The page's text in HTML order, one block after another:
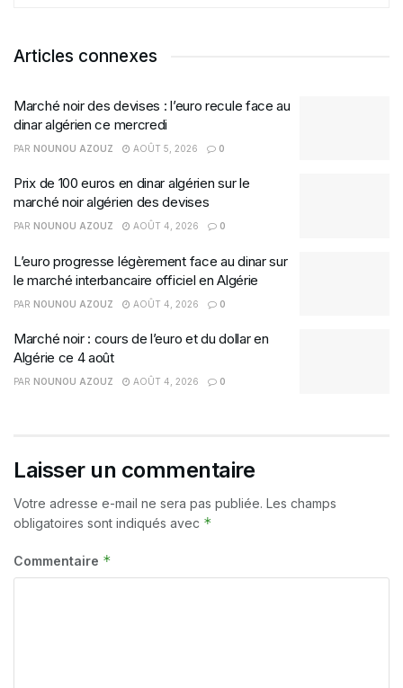
Articles connexes
Marché noir des devises : l’euro recule face au
dinar algérien ce mercredi
PAR NOUNOU AZOUZ AOÛT 5, 2026 0
Prix de 100 euros en dinar algérien sur le
marché noir algérien des devises
PAR NOUNOU AZOUZ AOÛT 4, 2026 0
L’euro progresse légèrement face au dinar sur
le marché interbancaire officiel en Algérie
PAR NOUNOU AZOUZ AOÛT 4, 2026 0
Marché noir : cours de l’euro et du dollar en
Algérie ce 4 août
PAR NOUNOU AZOUZ AOÛT 4, 2026 0
Laisser un commentaire
Votre adresse e-mail ne sera pas publiée. Les champs
obligatoires sont indiqués avec *
Commentaire *